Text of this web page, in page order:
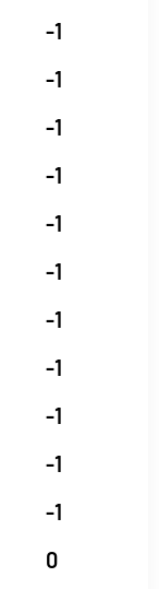
-1
-1
-1
-1
-1
-1
-1
-1
-1
-1
-1
0